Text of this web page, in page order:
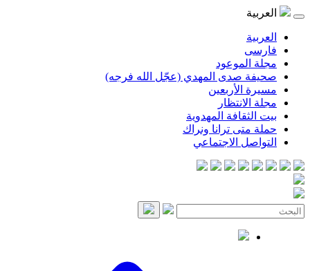
المهدي (عجّل الله فرجه)
المهدوية
ترانا ونراك
الاجتماعي